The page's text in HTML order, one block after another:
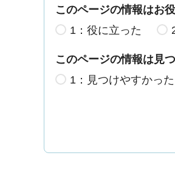
このページの情報はお
1：役に立った
このページの情報は見
1：見つけやすかった